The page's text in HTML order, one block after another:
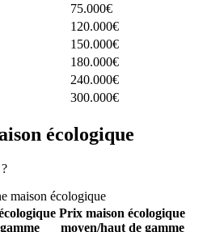
75.000€
120.000€
150.000€
180.000€
240.000€
300.000€
écologique
maison écologique
Prix maison écologique
moyen/haut de gamme